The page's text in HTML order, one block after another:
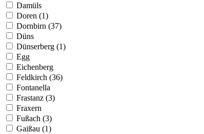
Damüls
Doren (1)
Dornbirn (37)
Düns
Dünserberg (1)
Egg
Eichenberg
Feldkirch (36)
Fontanella
Frastanz (3)
Fraxern
Fußach (3)
Gaißau (1)